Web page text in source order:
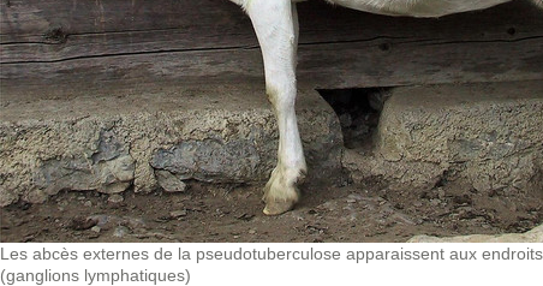
Les abcès externes de la pseudotuberculose apparaissent aux
(ganglions lymphatiques)